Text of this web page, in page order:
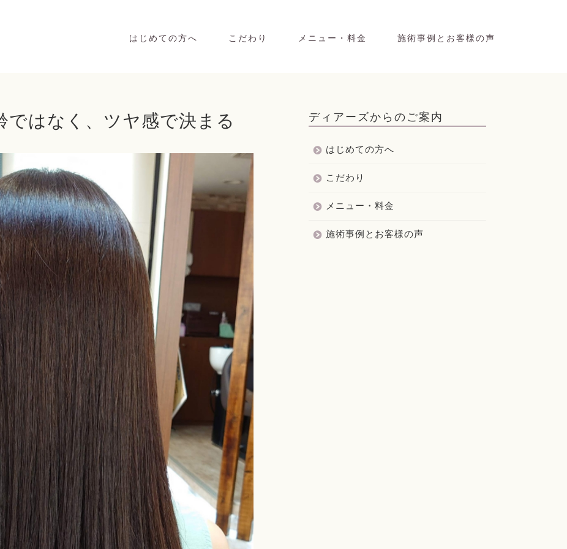
はじめての方へ こだわり メニュー・料金 施術事例とお客様の声
齢ではなく、ツヤ感で決まる ディアーズからのご案内
はじめての方へ
こだわり
メニュー・料金
施術事例とお客様の声